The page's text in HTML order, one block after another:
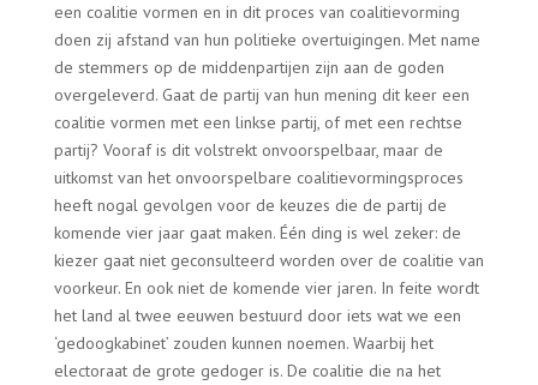
een coalitie vormen en in dit proces van coalitievorming
doen zij afstand van hun politieke overtuigingen. Met name
de stemmers op de middenpartijen zijn aan de goden
overgeleverd. Gaat de partij van hun mening dit keer een
coalitie vormen met een linkse partij, of met een rechtse
partij? Vooraf is dit volstrekt onvoorspelbaar, maar de
uitkomst van het onvoorspelbare coalitievormingsproces
heeft nogal gevolgen voor de keuzes die de partij de
komende vier jaar gaat maken. Één ding is wel zeker: de
kiezer gaat niet geconsulteerd worden over de coalitie van
voorkeur. En ook niet de komende vier jaren. In feite wordt
het land al twee eeuwen bestuurd door iets wat we een
‘gedoogkabinet’ zouden kunnen noemen. Waarbij het
electoraat de grote gedoger is. De coalitie die na het